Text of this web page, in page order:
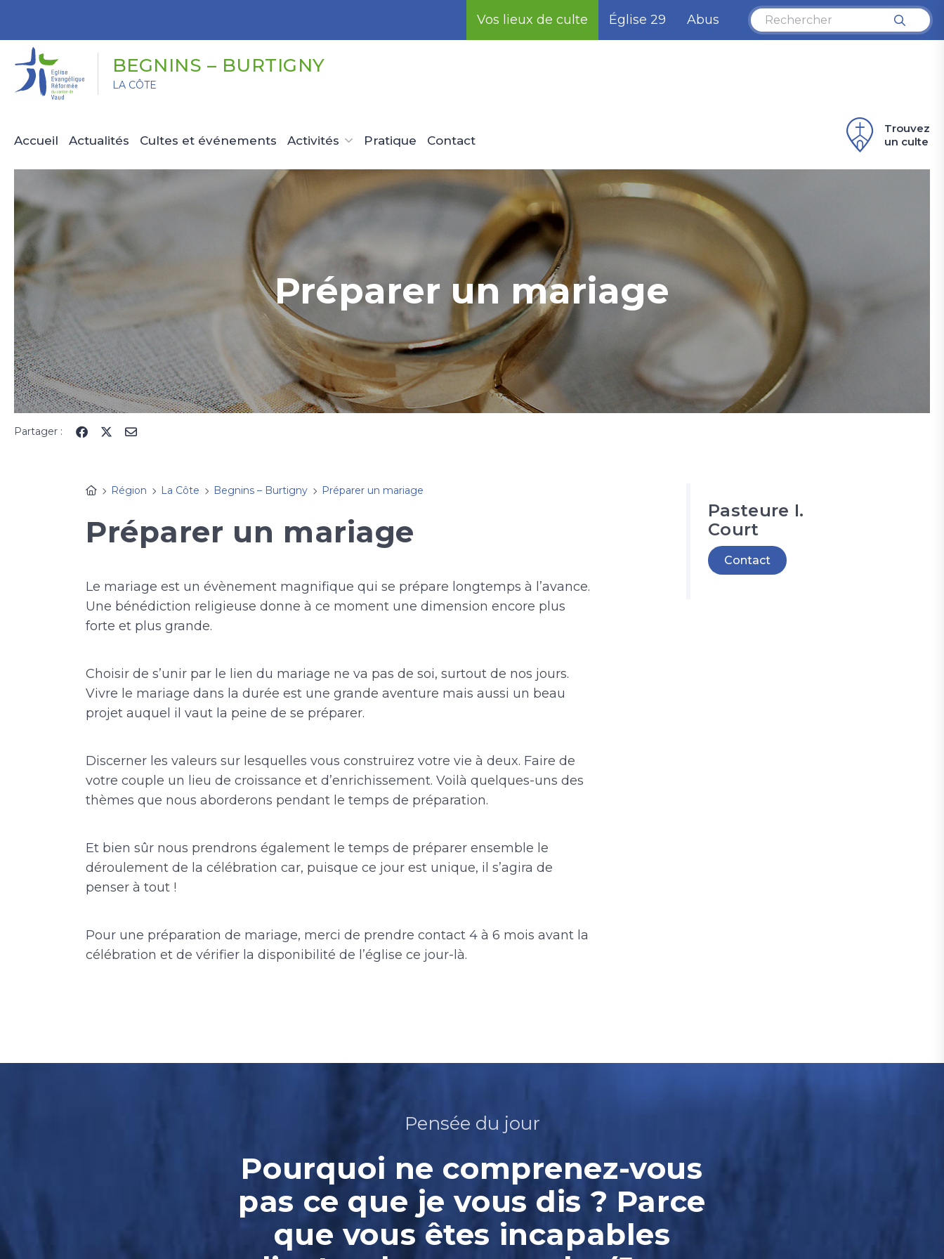
Vos lieux de culte Église 29 Abus
BEGNINS – BURTIGNY
LA CÔTE
Accueil Actualités Cultes et événements Activités Pratique Contact
Trouvez
un culte
Préparer un mariage
Partager :
Région La Côte Begnins – Burtigny Préparer un mariage
Préparer un mariage
Le mariage est un évènement magnifique qui se prépare longtemps à l’avance.
Une bénédiction religieuse donne à ce moment une dimension encore plus
forte et plus grande.
Choisir de s’unir par le lien du mariage ne va pas de soi, surtout de nos jours.
Vivre le mariage dans la durée est une grande aventure mais aussi un beau
projet auquel il vaut la peine de se préparer.
Discerner les valeurs sur lesquelles vous construirez votre vie à deux. Faire de
votre couple un lieu de croissance et d’enrichissement. Voilà quelques-uns des
thèmes que nous aborderons pendant le temps de préparation.
Et bien sûr nous prendrons également le temps de préparer ensemble le
déroulement de la célébration car, puisque ce jour est unique, il s’agira de
penser à tout !
Pour une préparation de mariage, merci de prendre contact 4 à 6 mois avant la
célébration et de vérifier la disponibilité de l’église ce jour-là.
Pasteure I.
Court
Contact
Pensée du jour
Pourquoi ne comprenez-vous
pas ce que je vous dis ? Parce
que vous êtes incapables